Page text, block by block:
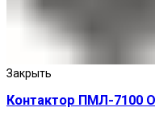
Закрыть
Контактор ПМЛ-7100